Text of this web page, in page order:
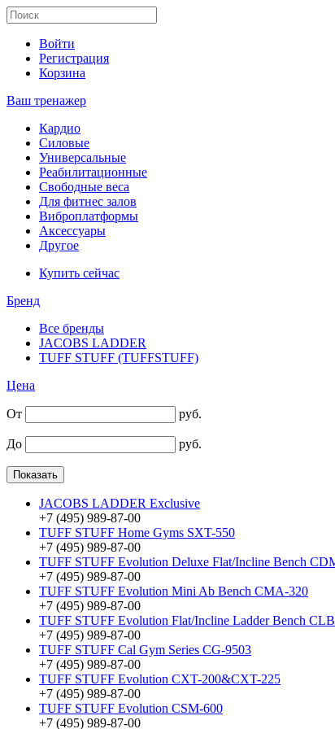
Войти
Регистрация
Корзина
Ваш тренажер
Кардио
Силовые
Универсальные
Реабилитационные
Свободные веса
Для фитнес залов
Виброплатформы
Аксессуары
Другое
Купить сейчас
Бренд
Все бренды
JACOBS LADDER
TUFF STUFF (TUFFSTUFF)
Цена
От руб.
До руб.
JACOBS LADDER Exclusive
+7 (495) 989-87-00
TUFF STUFF Home Gyms SXT-550
+7 (495) 989-87-00
TUFF STUFF Evolution Deluxe Flat/Incline Bench
+7 (495) 989-87-00
TUFF STUFF Evolution Mini Ab Bench CMA-320
+7 (495) 989-87-00
TUFF STUFF Evolution Flat/Incline Ladder Bench
+7 (495) 989-87-00
TUFF STUFF Cal Gym Series CG-9503
+7 (495) 989-87-00
TUFF STUFF Evolution CXT-200&CXT-225
+7 (495) 989-87-00
TUFF STUFF Evolution CSM-600
+7 (495) 989-87-00